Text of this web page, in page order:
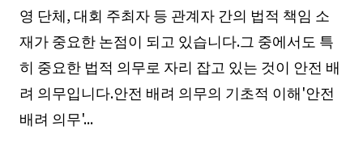
영 단체, 대회 주최자 등 관계자 간의 법적 책임 소
재가 중요한 논점이 되고 있습니다.그 중에서도 특
히 중요한 법적 의무로 자리 잡고 있는 것이 안전 배
려 의무입니다.안전 배려 의무의 기초적 이해'안전
배려 의무'...